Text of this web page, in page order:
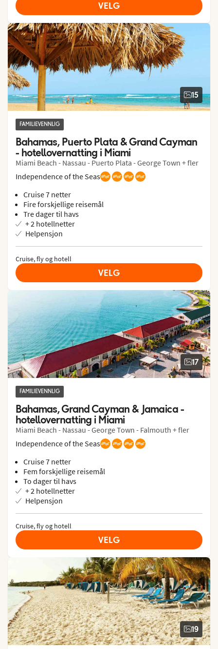
VELG
15
FAMILIEVENNLIG
Bahamas, Puerto Plata & Grand Cayman
- hotellovernatting i Miami
Miami Beach - Nassau - Puerto Plata - George Town + fler
Independence of the Seas
Cruise 7 netter
Fire forskjellige reisemål
Tre dager til havs
+ 2 hotellnetter
Helpensjon
Cruise, fly og hotell
VELG
17
FAMILIEVENNLIG
Bahamas, Grand Cayman & Jamaica -
hotellovernatting i Miami
Miami Beach - Nassau - George Town - Falmouth + fler
Independence of the Seas
Cruise 7 netter
Fem forskjellige reisemål
To dager til havs
+ 2 hotellnetter
Helpensjon
Cruise, fly og hotell
VELG
19